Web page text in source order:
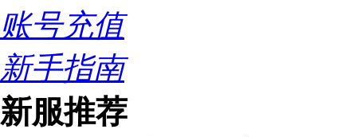
账号充值
新手指南
新服推荐